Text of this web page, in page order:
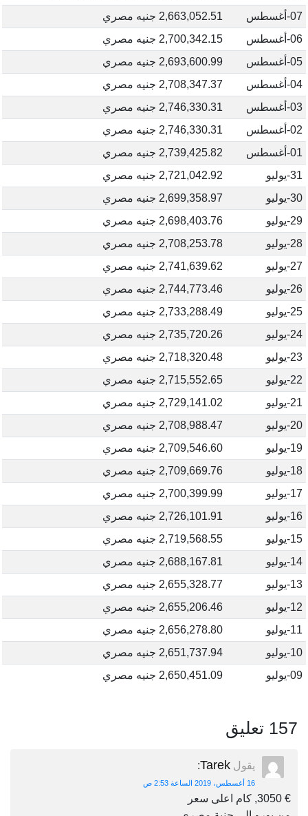
07-أغسطس
2,663,052.51 جنيه مصري
06-أغسطس
2,700,342.15 جنيه مصري
05-أغسطس
2,693,600.99 جنيه مصري
04-أغسطس
2,708,347.37 جنيه مصري
03-أغسطس
2,746,330.31 جنيه مصري
02-أغسطس
2,746,330.31 جنيه مصري
01-أغسطس
2,739,425.82 جنيه مصري
31-يوليو
2,721,042.92 جنيه مصري
30-يوليو
2,699,358.97 جنيه مصري
29-يوليو
2,698,403.76 جنيه مصري
28-يوليو
2,708,253.78 جنيه مصري
27-يوليو
2,741,639.62 جنيه مصري
26-يوليو
2,744,773.46 جنيه مصري
25-يوليو
2,733,288.49 جنيه مصري
24-يوليو
2,735,720.26 جنيه مصري
23-يوليو
2,718,320.48 جنيه مصري
22-يوليو
2,715,552.65 جنيه مصري
21-يوليو
2,729,141.02 جنيه مصري
20-يوليو
2,708,988.47 جنيه مصري
19-يوليو
2,709,546.60 جنيه مصري
18-يوليو
2,709,669.76 جنيه مصري
17-يوليو
2,700,399.99 جنيه مصري
16-يوليو
2,726,101.91 جنيه مصري
15-يوليو
2,719,568.55 جنيه مصري
14-يوليو
2,688,167.81 جنيه مصري
13-يوليو
2,655,328.77 جنيه مصري
12-يوليو
2,655,206.46 جنيه مصري
11-يوليو
2,656,278.80 جنيه مصري
10-يوليو
2,651,737.94 جنيه مصري
09-يوليو
2,650,451.09 جنيه مصري
157 تعليق
يقول Tarek
:
16 أغسطس، 2019 الساعة 2:53 ص
€ 3050, كام اعلى سعر